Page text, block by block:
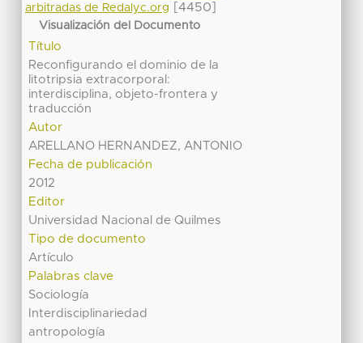
arbitradas de Redalyc.org
[4450]
Visualización del Documento
Título
Reconfigurando el dominio de la
litotripsia extracorporal:
interdisciplina, objeto-frontera y
traducción
Autor
ARELLANO HERNANDEZ, ANTONIO
Fecha de publicación
2012
Editor
Universidad Nacional de Quilmes
Tipo de documento
Artículo
Palabras clave
Sociología
Interdisciplinariedad
antropología